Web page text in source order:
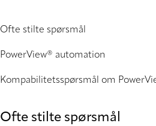
Ofte stilte spørsmål
PowerView® automation
Kompabilitetsspørsmål om
Ofte stilte spørsmål